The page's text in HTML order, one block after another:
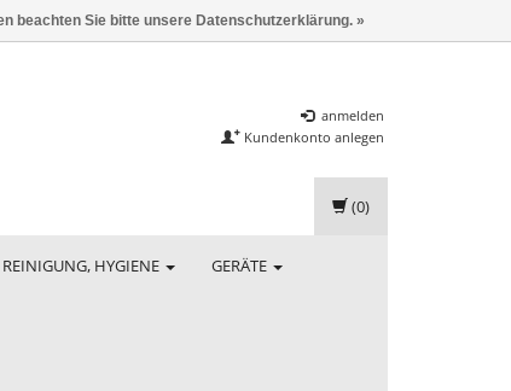
anmelden
Kundenkonto anlegen
HYGIENE GERÄTE
(0)
beachten Sie bitte unsere Datenschutzerklärung. »